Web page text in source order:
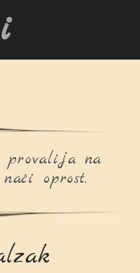
provalija na
oprost.